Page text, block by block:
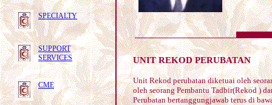
SUPPORT
SERVICES
CME
SPECIALTY
UNIT REKOD PERUBATAN
Unit Rekod perubatan diketuai oleh
oleh seorang Pembantu Tadbir(Rekod )
Perubatan bertanggungjawab terus di